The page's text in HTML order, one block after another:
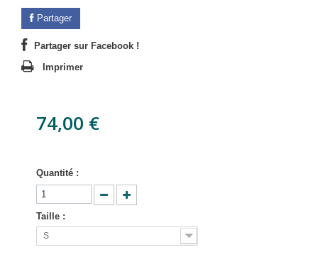
Partager
Partager sur Facebook !
Imprimer
74,00 €
Quantité :
Taille :
S